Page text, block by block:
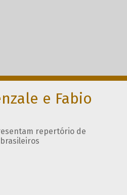
e Fabio
repertório de